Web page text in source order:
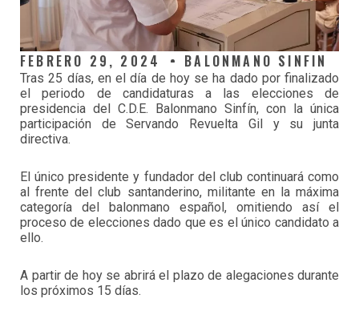
FEBRERO 29, 2024 BALONMANO SINFIN
Tras 25 días, en el día de hoy se ha dado por finalizado
el periodo de candidaturas a las elecciones de
presidencia del C.D.E. Balonmano Sinfín, con la única
participación de Servando Revuelta Gil y su junta
directiva.
El único presidente y fundador del club continuará como
al frente del club santanderino, militante en la máxima
categoría del balonmano español, omitiendo así el
proceso de elecciones dado que es el único candidato a
ello.
A partir de hoy se abrirá el plazo de alegaciones durante
los próximos 15 días.